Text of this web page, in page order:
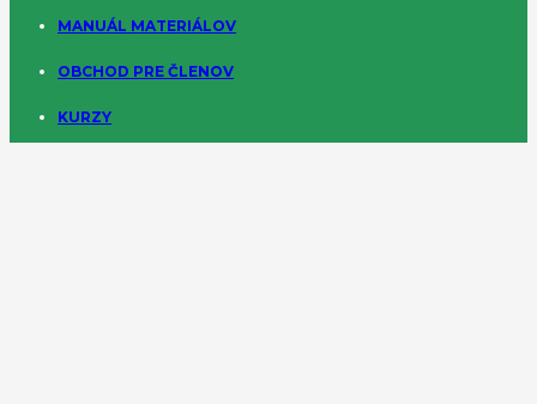
MANUÁL MATERIÁLOV
OBCHOD PRE ČLENOV
KURZY